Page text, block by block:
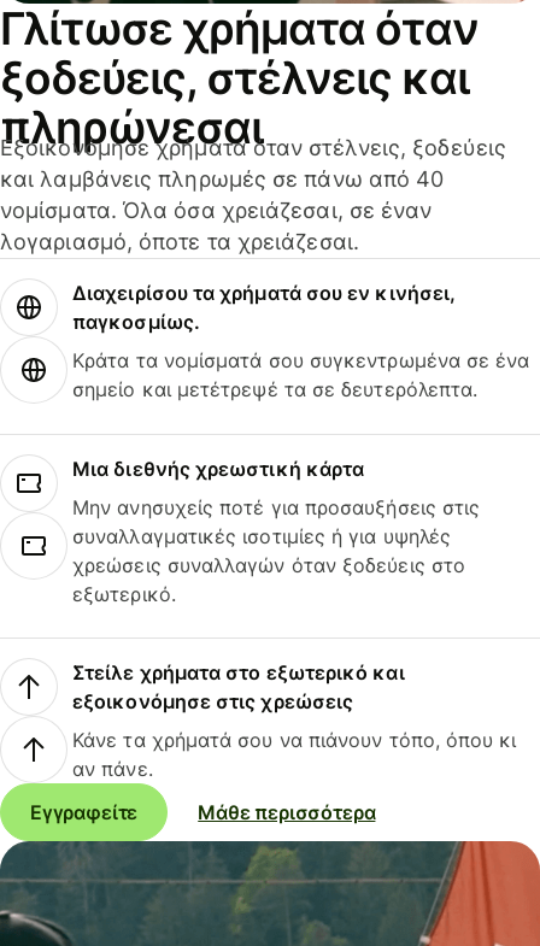
Γλίτωσε χρήματα όταν
ξοδεύεις, στέλνεις και
πληρώνεσαι
Εξοικονόμησε χρήματα όταν στέλνεις, ξοδεύεις
και λαμβάνεις πληρωμές σε πάνω από 40
νομίσματα. Όλα όσα χρειάζεσαι, σε έναν
λογαριασμό, όποτε τα χρειάζεσαι.
Διαχειρίσου τα χρήματά σου εν κινήσει,
παγκοσμίως.
Κράτα τα νομίσματά σου συγκεντρωμένα σε ένα
σημείο και μετέτρεψέ τα σε δευτερόλεπτα.
Μια διεθνής χρεωστική κάρτα
Μην ανησυχείς ποτέ για προσαυξήσεις στις
συναλλαγματικές ισοτιμίες ή για υψηλές
χρεώσεις συναλλαγών όταν ξοδεύεις στο
εξωτερικό.
Στείλε χρήματα στο εξωτερικό και
εξοικονόμησε στις χρεώσεις
Κάνε τα χρήματά σου να πιάνουν τόπο, όπου κι
αν πάνε.
Εγγραφείτε
Μάθε περισσότερα